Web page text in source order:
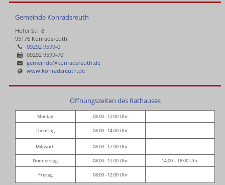
Gemeinde Konradsreuth
Hofer Str. 8
95176 Konradsreuth
09292 9599-0
09292 9599-70
gemeinde@konradsreuth.de
www.konradsreuth.de
Öffnungszeiten des Rathauses
Montag 08:00 - 12:00 Uhr
Dienstag 08:00 - 14:00 Uhr
Mittwoch 08:00 - 12:00 Uhr
Donnerstag 08:00 - 12:00 Uhr 14:00 – 18:00 Uhr
Freitag 08:00 - 12:00 Uhr